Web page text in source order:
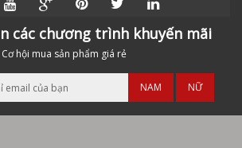
các chương trình khuyến mãi
Cơ hội mua sản phẩm giá rẻ
NAM NỮ